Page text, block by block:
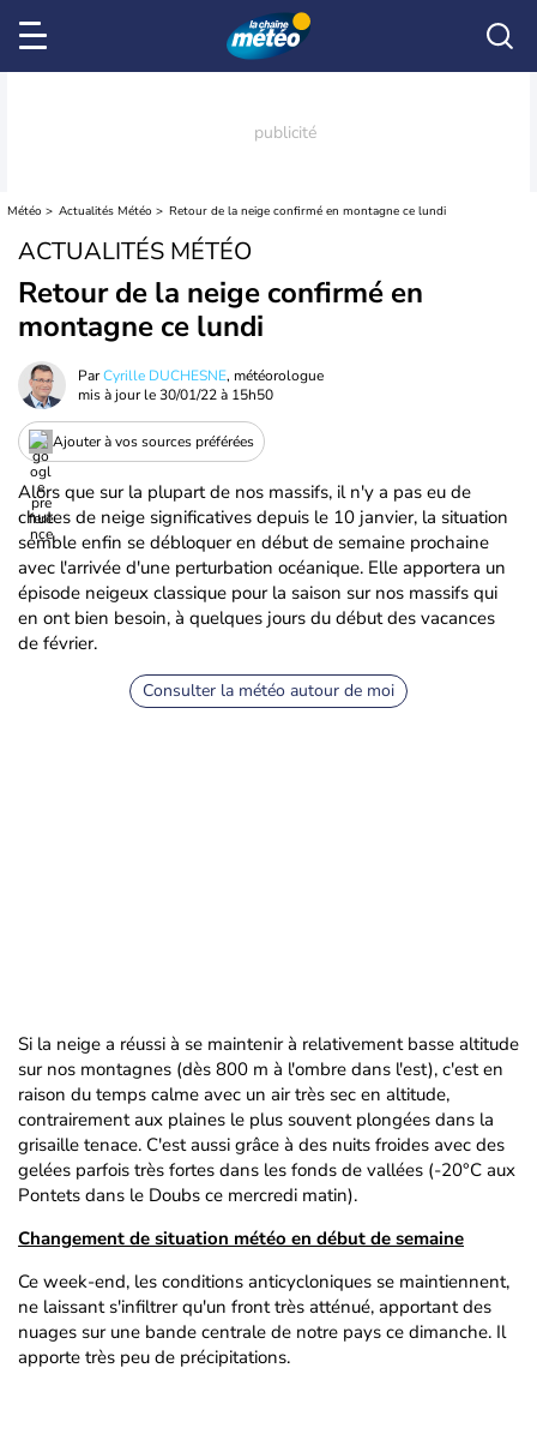
Météo Actualités Météo Retour de la neige confirmé en montagne ce lundi
ACTUALITÉS MÉTÉO
Retour de la neige confirmé en
montagne ce lundi
ParCyrille DUCHESNE, météorologue
mis à jour le30/01/22 à 15h50
Ajouter à vos sources préférées
Alors que sur la plupart de nos massifs, il n'y a pas eu de
chutes de neige significatives depuis le 10 janvier, la situation
semble enfin se débloquer en début de semaine prochaine
avec l'arrivée d'une perturbation océanique. Elle apportera un
épisode neigeux classique pour la saison sur nos massifs qui
en ont bien besoin, à quelques jours du début des vacances
de février.
Consulter la météo autour de moi
Si la neige a réussi à se maintenir à relativement basse altitude
sur nos montagnes (dès 800 m à l'ombre dans l'est), c'est en
raison du temps calme avec un air très sec en altitude,
contrairement aux plaines le plus souvent plongées dans la
grisaille tenace. C'est aussi grâce à des nuits froides avec des
gelées parfois très fortes dans les fonds de vallées (-20°C aux
Pontets dans le Doubs ce mercredi matin).
Changement de situation météo en début de semaine
Ce week-end, les conditions anticycloniques se maintiennent,
ne laissant s'infiltrer qu'un front très atténué, apportant des
nuages sur une bande centrale de notre pays ce dimanche. Il
apporte très peu de précipitations.